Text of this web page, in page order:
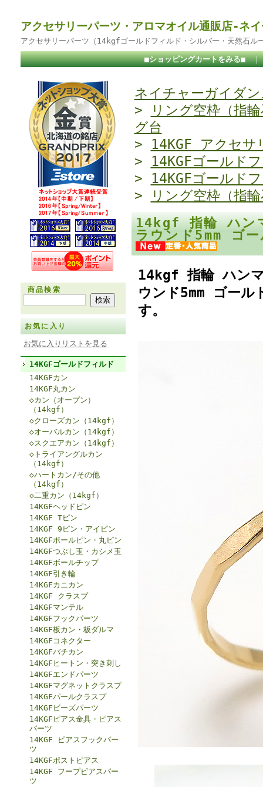
アクセサリーパーツ・アロマオイル通販店-ネ
アクセサリーパーツ（14kgfゴールドフィルド・シルバー・天然石ル
■ショッピングカートをみる■
商品検索
お気に入り
お気に入りリストを見る
14KGFゴールドフィルド
14KGFカン
14KGF丸カン
◇カン（オープン）
（14kgf）
◇クローズカン（14kgf）
◇オーバルカン（14kgf）
◇スクエアカン（14kgf）
◇トライアングルカン
（14kgf）
◇ハートカン/その他
（14kgf）
◇二重カン（14kgf）
14KGFヘッドピン
14KGF Tピン
14KGF 9ピン・アイピン
14KGFボールピン・丸ピン
14KGFつぶし玉・カシメ玉
14KGFボールチップ
14KGF引き輪
14KGFカニカン
14KGF クラスプ
14KGFマンテル
14KGFフックパーツ
14KGF板カン・板ダルマ
14KGFコネクター
14KGFバチカン
14KGFヒートン・突き刺し
14KGFエンドパーツ
14KGFマグネットクラスプ
14KGFパールクラスプ
14KGFビーズパーツ
14KGFピアス金具・ピアス
パーツ
14KGF ピアスフックパー
ツ
14KGFポストピアス
14KGF フープピアスパー
ツ
ネイチャーガイダン
>
リング空枠（指
グ台
> 14KGF アクセサ
> 14KGFゴールド
> 14KGFゴールド
>
リング空枠（指
14kgf 指輪 ハン
ラウンド5mm ゴ
14kgf 指輪 ハン
ウンド5mm ゴー
す。